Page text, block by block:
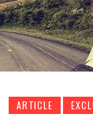
ARTICLE